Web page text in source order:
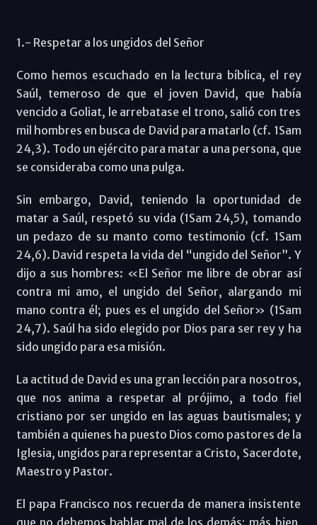
1.- Respetar a los ungidos del Señor
Como hemos escuchado en la lectura bíblica, el rey
Saúl, temeroso de que el joven David, que había
vencido a Goliat, le arrebatase el trono, salió con tres
mil hombres en busca de David para matarlo (cf. 1Sam
24,3). Todo un ejército para matar a una persona, que
se consideraba como una pulga.
Sin embargo, David, teniendo la oportunidad de
matar a Saúl, respetó su vida (1Sam 24,5), tomando
un pedazo de su manto como testimonio (cf. 1Sam
24,6). David respeta la vida del “ungido del Señor”. Y
dijo a sus hombres: «El Señor me libre de obrar así
contra mi amo, el ungido del Señor, alargando mi
mano contra él; pues es el ungido del Señor» (1Sam
24,7). Saúl ha sido elegido por Dios para ser rey y ha
sido ungido para esa misión.
La actitud de David es una gran lección para nosotros,
que nos anima a respetar al prójimo, a todo fiel
cristiano por ser ungido en las aguas bautismales; y
también a quienes ha puesto Dios como pastores de la
Iglesia, ungidos para representar a Cristo, Sacerdote,
Maestro y Pastor.
El papa Francisco nos recuerda de manera insistente
que no debemos hablar mal de los demás; más bien,